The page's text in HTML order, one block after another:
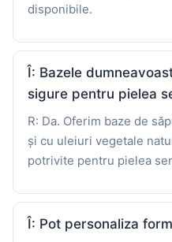
disponibile.
Î: Bazele
sigure pentru pielea
R: Da. Oferim baze de
și cu uleiuri vegetale
potrivite pentru pielea
Î: Pot personaliza